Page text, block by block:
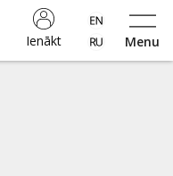
Menu
Ienākt